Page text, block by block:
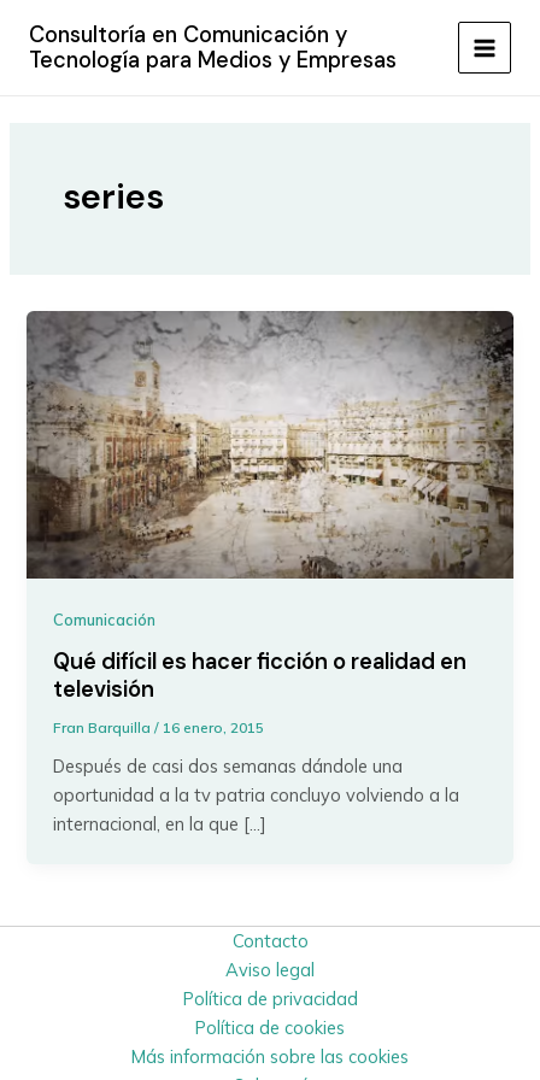
contenido
Consultoría en Comunicación y
Tecnología para Medios y Empresas
MAIN
series
Comunicación
Qué difícil es hacer ficción o realidad en
televisión
Fran Barquilla/ 16 enero, 2015
Después de casi dos semanas dándole una
oportunidad a la tv patria concluyo volviendo a la
internacional, en la que […]
Contacto
Aviso legal
Política de privacidad
Política de cookies
Más información sobre las cookies